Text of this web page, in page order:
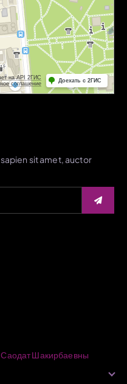
sit amet, auctor
Шакирбаевны